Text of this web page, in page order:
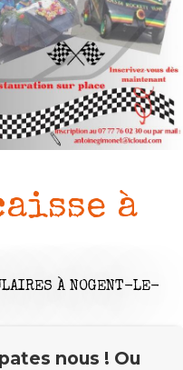
à
À NOGENT-LE-
nous ! Ou